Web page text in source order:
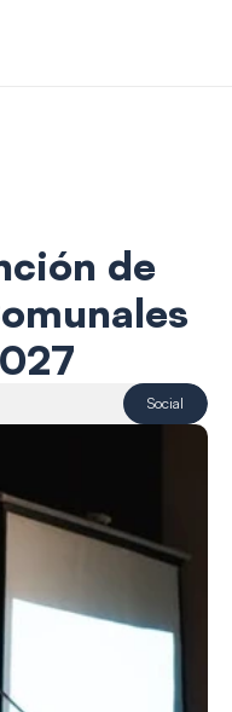
de
Social